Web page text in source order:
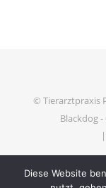
© Tierarztpraxis
Blackdog
Diese Website